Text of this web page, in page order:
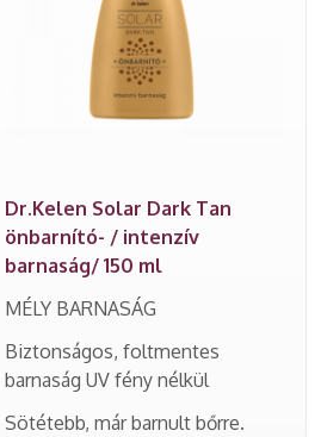
Dr.Kelen Solar Dark Tan
önbarnító- / intenzív
barnaság/ 150 ml
MÉLY BARNASÁG
Biztonságos, foltmentes
barnaság UV fény nélkül
Sötétebb, már barnult bőrre.